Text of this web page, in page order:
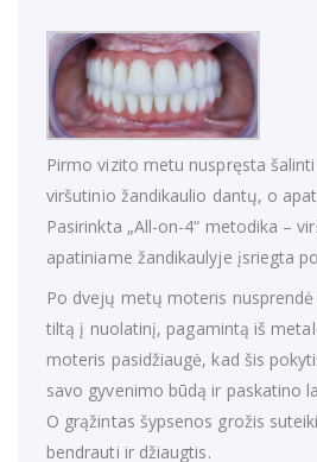
Pirmo vizito metu nuspręsta
viršutinio žandikaulio dantų, o
Pasirinkta „All-on-4“ metodika –
apatiniame žandikaulyje įsriegta
Po dvejų metų moteris
tiltą į nuolatinį, pagamintą iš
moteris pasidžiaugė, kad šis
savo gyvenimo būdą ir paskatino
O grąžintas šypsenos grožis
bendrauti ir džiaugtis.